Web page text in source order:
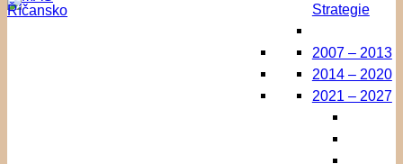
Strategie
2007 – 2013
2014 – 2020
2021 – 2027